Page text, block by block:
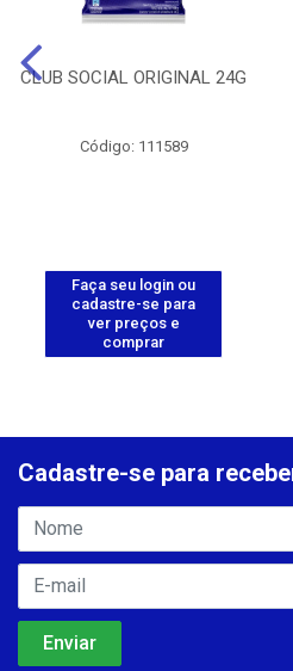
CLUB SOCIAL ORIGINAL 24G
Código: 111589
Faça seu login ou
cadastre-se para
ver preços e
comprar
Cadastre-se para